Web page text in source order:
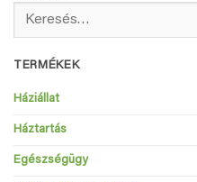
TERMÉKEK
Háziállat
Háztartás
Egészségügy